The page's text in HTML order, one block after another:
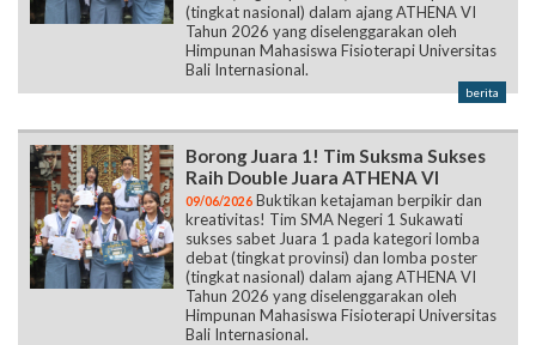
(tingkat nasional) dalam ajang ATHENA VI
Tahun 2026 yang diselenggarakan oleh
Himpunan Mahasiswa Fisioterapi Universitas
Bali Internasional.
berita
Borong Juara 1! Tim Suksma Sukses
Raih Double Juara ATHENA VI
09/06/2026 Buktikan ketajaman berpikir dan
kreativitas! Tim SMA Negeri 1 Sukawati
sukses sabet Juara 1 pada kategori lomba
debat (tingkat provinsi) dan lomba poster
(tingkat nasional) dalam ajang ATHENA VI
Tahun 2026 yang diselenggarakan oleh
Himpunan Mahasiswa Fisioterapi Universitas
Bali Internasional.